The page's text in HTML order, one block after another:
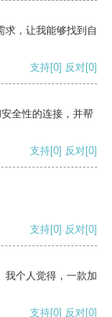
求，让我能够找到自
支持[0] 反对[0]
全性的连接，并帮
支持[0] 反对[0]
支持[0] 反对[0]
我个人觉得，一款加
支持[0] 反对[0]